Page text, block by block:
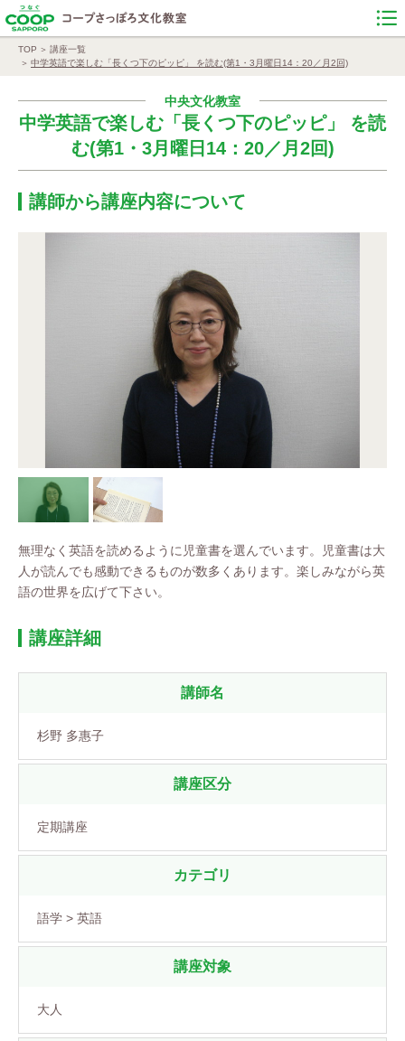
TOP
講座一覧
中学英語で楽しむ「長くつ下のピッピ」 を読む(第1・3月曜日14：20／月2回)
中央文化教室
中学英語で楽しむ「長くつ下のピッピ」 を読
む(第1・3月曜日14：20／月2回)
講師から講座内容について
無理なく英語を読めるように児童書を選んでいます。児童書は大
人が読んでも感動できるものが数多くあります。楽しみながら英
語の世界を広げて下さい。
講座詳細
講師名
杉野 多惠子
講座区分
定期講座
カテゴリ
語学 > 英語
講座対象
大人